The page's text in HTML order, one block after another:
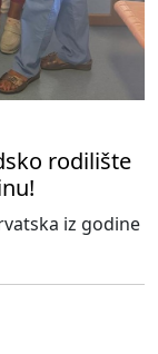
rodilište
iz godine